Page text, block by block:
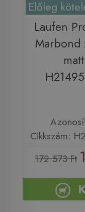
Előleg
Laufen
Marbond
Cikkszám:
172 573 Ft